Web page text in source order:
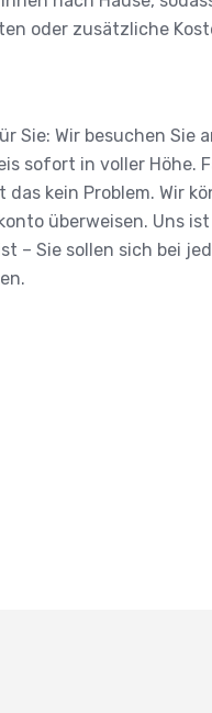
oder zusätzliche
Sie: Wir besuchen Sie
sofort in voller Höhe.
kein Problem. Wir
überweisen. Uns
– Sie sollen sich bei